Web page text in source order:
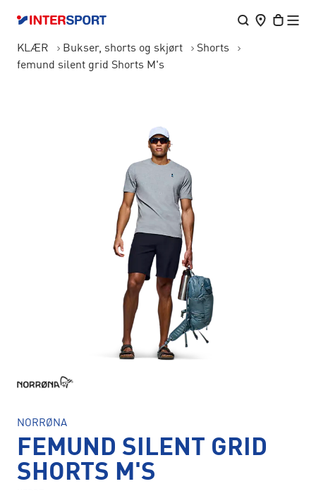
KLÆR Bukser, shorts og skjørt
Shorts
femund silent grid Shorts M's
NORRØNA
FEMUND SILENT GRID
SHORTS M'S